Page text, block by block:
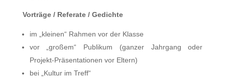
Vorträge / Referate / Gedichte
im „kleinen“ Rahmen vor der Klasse
vor „großem“ Publikum (ganzer Jahrgang oder
Projekt-Präsentationen vor Eltern)
bei „Kultur im Treff“